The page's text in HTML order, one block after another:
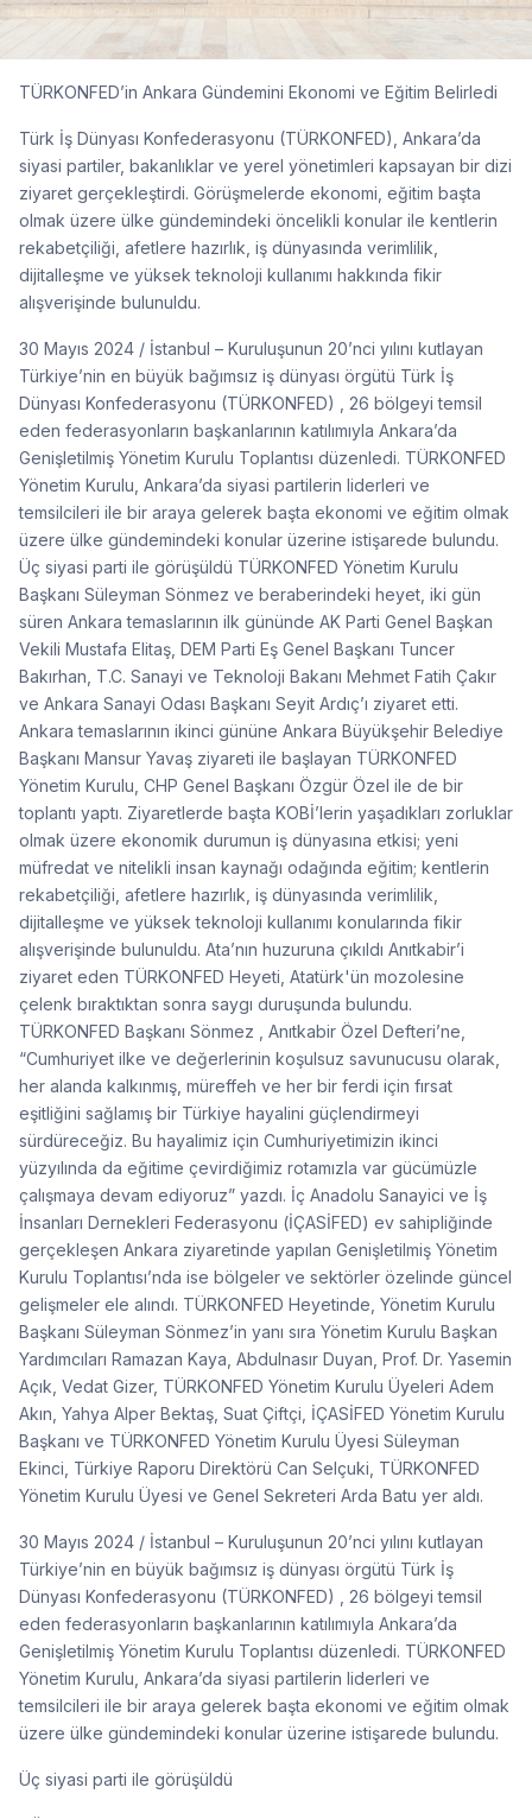
TÜRKONFED’in Ankara Gündemini Ekonomi ve Eğitim Belirledi
Türk İş Dünyası Konfederasyonu (TÜRKONFED), Ankara’da
siyasi partiler, bakanlıklar ve yerel yönetimleri kapsayan bir dizi
ziyaret gerçekleştirdi. Görüşmelerde ekonomi, eğitim başta
olmak üzere ülke gündemindeki öncelikli konular ile kentlerin
rekabetçiliği, afetlere hazırlık, iş dünyasında verimlilik,
dijitalleşme ve yüksek teknoloji kullanımı hakkında fikir
alışverişinde bulunuldu.
30 Mayıs 2024 / İstanbul – Kuruluşunun 20’nci yılını kutlayan
Türkiye’nin en büyük bağımsız iş dünyası örgütü Türk İş
Dünyası Konfederasyonu (TÜRKONFED) , 26 bölgeyi temsil
eden federasyonların başkanlarının katılımıyla Ankara’da
Genişletilmiş Yönetim Kurulu Toplantısı düzenledi. TÜRKONFED
Yönetim Kurulu, Ankara’da siyasi partilerin liderleri ve
temsilcileri ile bir araya gelerek başta ekonomi ve eğitim olmak
üzere ülke gündemindeki konular üzerine istişarede bulundu.
Üç siyasi parti ile görüşüldü TÜRKONFED Yönetim Kurulu
Başkanı Süleyman Sönmez ve beraberindeki heyet, iki gün
süren Ankara temaslarının ilk gününde AK Parti Genel Başkan
Vekili Mustafa Elitaş, DEM Parti Eş Genel Başkanı Tuncer
Bakırhan, T.C. Sanayi ve Teknoloji Bakanı Mehmet Fatih Çakır
ve Ankara Sanayi Odası Başkanı Seyit Ardıç’ı ziyaret etti.
Ankara temaslarının ikinci gününe Ankara Büyükşehir Belediye
Başkanı Mansur Yavaş ziyareti ile başlayan TÜRKONFED
Yönetim Kurulu, CHP Genel Başkanı Özgür Özel ile de bir
toplantı yaptı. Ziyaretlerde başta KOBİ’lerin yaşadıkları zorluklar
olmak üzere ekonomik durumun iş dünyasına etkisi; yeni
müfredat ve nitelikli insan kaynağı odağında eğitim; kentlerin
rekabetçiliği, afetlere hazırlık, iş dünyasında verimlilik,
dijitalleşme ve yüksek teknoloji kullanımı konularında fikir
alışverişinde bulunuldu. Ata’nın huzuruna çıkıldı Anıtkabir’i
ziyaret eden TÜRKONFED Heyeti, Atatürk'ün mozolesine
çelenk bıraktıktan sonra saygı duruşunda bulundu.
TÜRKONFED Başkanı Sönmez , Anıtkabir Özel Defteri’ne,
“Cumhuriyet ilke ve değerlerinin koşulsuz savunucusu olarak,
her alanda kalkınmış, müreffeh ve her bir ferdi için fırsat
eşitliğini sağlamış bir Türkiye hayalini güçlendirmeyi
sürdüreceğiz. Bu hayalimiz için Cumhuriyetimizin ikinci
yüzyılında da eğitime çevirdiğimiz rotamızla var gücümüzle
çalışmaya devam ediyoruz” yazdı. İç Anadolu Sanayici ve İş
İnsanları Dernekleri Federasyonu (İÇASİFED) ev sahipliğinde
gerçekleşen Ankara ziyaretinde yapılan Genişletilmiş Yönetim
Kurulu Toplantısı’nda ise bölgeler ve sektörler özelinde güncel
gelişmeler ele alındı. TÜRKONFED Heyetinde, Yönetim Kurulu
Başkanı Süleyman Sönmez’in yanı sıra Yönetim Kurulu Başkan
Yardımcıları Ramazan Kaya, Abdulnasır Duyan, Prof. Dr. Yasemin
Açık, Vedat Gizer, TÜRKONFED Yönetim Kurulu Üyeleri Adem
Akın, Yahya Alper Bektaş, Suat Çiftçi, İÇASİFED Yönetim Kurulu
Başkanı ve TÜRKONFED Yönetim Kurulu Üyesi Süleyman
Ekinci, Türkiye Raporu Direktörü Can Selçuki, TÜRKONFED
Yönetim Kurulu Üyesi ve Genel Sekreteri Arda Batu yer aldı.
30 Mayıs 2024 / İstanbul – Kuruluşunun 20’nci yılını kutlayan
Türkiye’nin en büyük bağımsız iş dünyası örgütü Türk İş
Dünyası Konfederasyonu (TÜRKONFED) , 26 bölgeyi temsil
eden federasyonların başkanlarının katılımıyla Ankara’da
Genişletilmiş Yönetim Kurulu Toplantısı düzenledi. TÜRKONFED
Yönetim Kurulu, Ankara’da siyasi partilerin liderleri ve
temsilcileri ile bir araya gelerek başta ekonomi ve eğitim olmak
üzere ülke gündemindeki konular üzerine istişarede bulundu.
Üç siyasi parti ile görüşüldü